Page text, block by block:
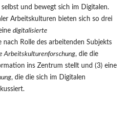
und bewegt sich im Digitalen.
Arbeitskulturen bieten sich so drei
digitalisierte
nach Rolle des arbeitenden Subjekts
Arbeitskulturenforschung, die die
ins Zentrum stellt und (3) eine
, die die sich im Digitalen